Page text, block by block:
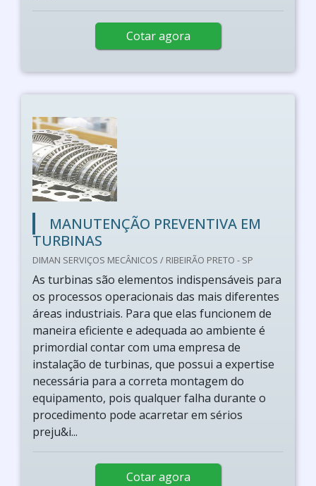
Cotar agora
MANUTENÇÃO PREVENTIVA EM
TURBINAS
DIMAN SERVIÇOS MECÂNICOS / RIBEIRÃO PRETO - SP
As turbinas são elementos indispensáveis para
os processos operacionais das mais diferentes
áreas industriais. Para que elas funcionem de
maneira eficiente e adequada ao ambiente é
primordial contar com uma empresa de
instalação de turbinas, que possui a expertise
necessária para a correta montagem do
equipamento, pois qualquer falha durante o
procedimento pode acarretar em sérios
preju&i...
Cotar agora